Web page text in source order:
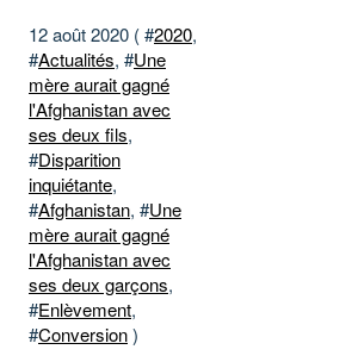
12 août 2020 ( #2020,
#Actualités, #Une
mère aurait gagné
l'Afghanistan avec
ses deux fils,
#Disparition
inquiétante,
#Afghanistan, #Une
mère aurait gagné
l'Afghanistan avec
ses deux garçons,
#Enlèvement,
#Conversion)